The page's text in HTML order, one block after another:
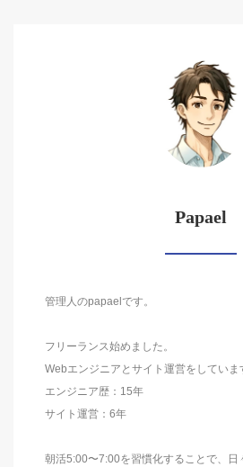
Papael
管理人のpapaelです。
フリーランス始めました。
Webエンジニアとサイト運営をしていま
エンジニア歴：15年
サイト運営：6年
朝活5:00〜7:00を習慣化することで、日